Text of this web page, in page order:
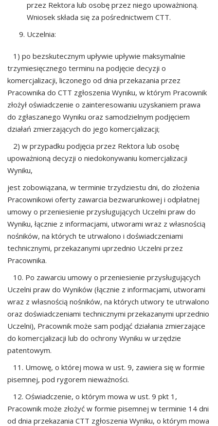
przez Rektora lub osobę przez niego upoważnioną.
Wniosek składa się za pośrednictwem CTT.
Uczelnia:
1) po bezskutecznym upływie upływie maksymalnie
trzymiesięcznego terminu na podjęcie decyzji o
komercjalizacji, liczonego od dnia przekazania przez
Pracownika do CTT zgłoszenia Wyniku, w którym Pracownik
złożył oświadczenie o zainteresowaniu uzyskaniem prawa
do zgłaszanego Wyniku oraz samodzielnym podjęciem
działań zmierzających do jego komercjalizacji;
2) w przypadku podjęcia przez Rektora lub osobę
upoważnioną decyzji o niedokonywaniu komercjalizacji
Wyniku,
jest zobowiązana, w terminie trzydziestu dni, do złożenia
Pracownikowi oferty zawarcia bezwarunkowej i odpłatnej
umowy o przeniesienie przysługujących Uczelni praw do
Wyniku, łącznie z informacjami, utworami wraz z własnością
nośników, na których te utrwalono i doświadczeniami
technicznymi, przekazanymi uprzednio Uczelni przez
Pracownika.
10. Po zawarciu umowy o przeniesienie przysługujących
Uczelni praw do Wyników (łącznie z informacjami, utworami
wraz z własnością nośników, na których utwory te utrwalono
oraz doświadczeniami technicznymi przekazanymi uprzednio
Uczelni), Pracownik może sam podjąć działania zmierzające
do komercjalizacji lub do ochrony Wyniku w urzędzie
patentowym.
11. Umowę, o której mowa w ust. 9, zawiera się w formie
pisemnej, pod rygorem nieważności.
12. Oświadczenie, o którym mowa w ust. 9 pkt 1,
Pracownik może złożyć w formie pisemnej w terminie 14 dni
od dnia przekazania CTT zgłoszenia Wyniku, o którym mowa